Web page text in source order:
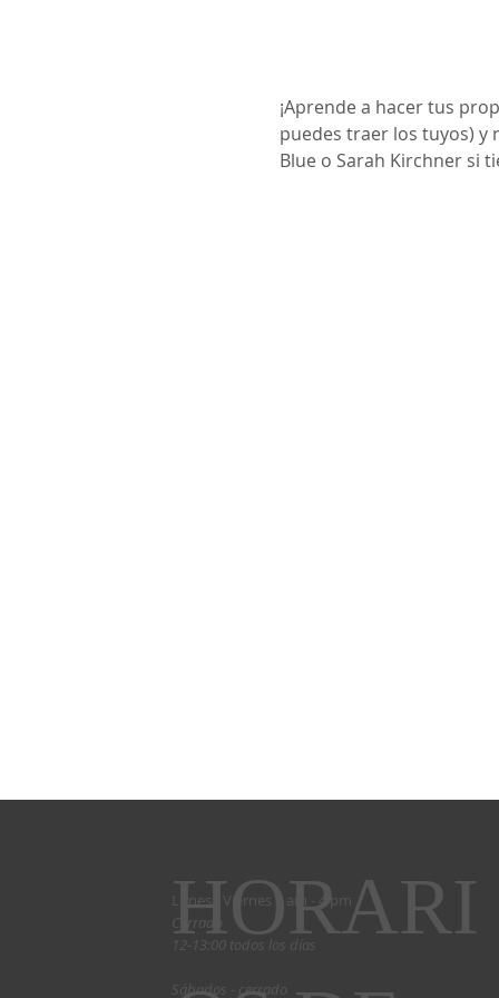
¡Aprende a hacer tus
puedes traer los tuyos) y
Blue o Sarah Kirchner si
Lunes - Viernes 9 am - 4 pm
Cerrado
12-13:00 todos los días
Sábados - cerrado
HORARI